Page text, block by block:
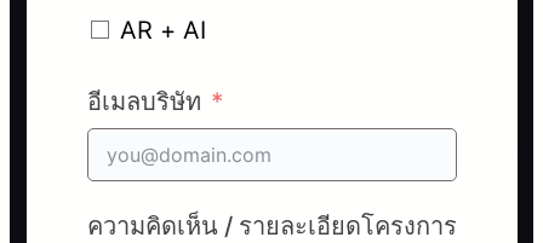
AR + AI
อีเมลบริษัท
ความคิดเห็น / รายละเอียดโครงการ